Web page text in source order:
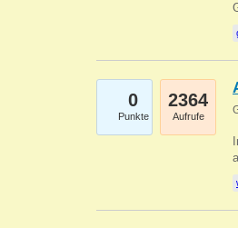
0
Punkte
2364
Aufrufe